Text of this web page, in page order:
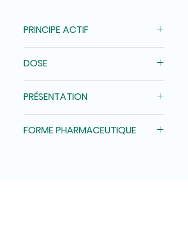
PRINCIPE ACTIF
DOSE
PRÉSENTATION
FORME PHARMACEUTIQUE